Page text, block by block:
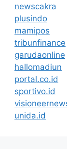
newscakra
plusindo
mamipos
tribunfinance
garudaonline
hallomadiun
portal.co.id
sportivo.id
unida.id